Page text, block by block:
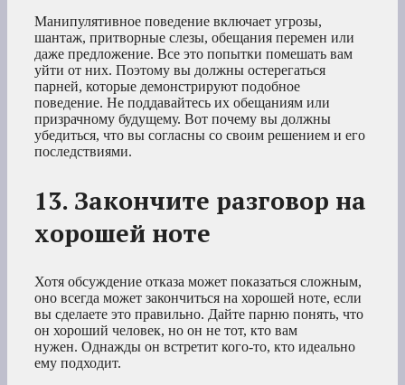
Манипулятивное поведение включает угрозы,
шантаж, притворные слезы, обещания перемен или
даже предложение. Все это попытки помешать вам
уйти от них. Поэтому вы должны остерегаться
парней, которые демонстрируют подобное
поведение. Не поддавайтесь их обещаниям или
призрачному будущему. Вот почему вы должны
убедиться, что вы согласны со своим решением и его
последствиями.
13. Закончите разговор на
хорошей ноте
Хотя обсуждение отказа может показаться сложным,
оно всегда может закончиться на хорошей ноте, если
вы сделаете это правильно. Дайте парню понять, что
он хороший человек, но он не тот, кто вам
нужен. Однажды он встретит кого-то, кто идеально
ему подходит.